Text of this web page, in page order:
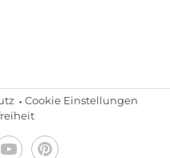
Cookie Einstellungen